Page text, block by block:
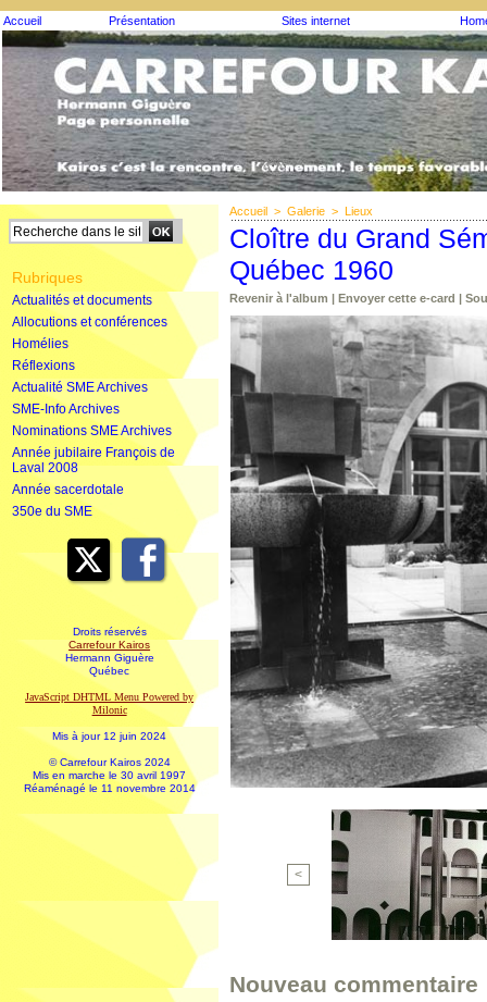
Accueil Présentation Sites internet
Rubriques
Actualités et documents
Allocutions et conférences
Homélies
Réflexions
Actualité SME Archives
SME-Info Archives
Nominations SME Archives
Année jubilaire François de
Laval 2008
Année sacerdotale
350e du SME
Droits réservés
Carrefour Kairos
Hermann Giguère
Québec
JavaScript DHTML Menu Powered by
Milonic
Mis à jour 12 juin 2024
© Carrefour Kairos 2024
Mis en marche le 30 avril 1997
Réaménagé le 11 novembre 2014
Accueil > Galerie > Lieux
Cloître du Grand
Québec 1960
Revenir à l'album | Envoyer cette e-card |
<
Nouveau commentaire